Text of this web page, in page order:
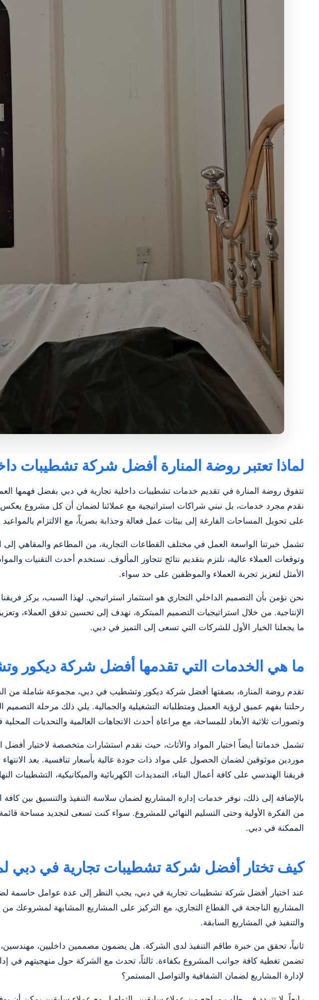
لماذا تعتبر روضة المنارة أفضل شركة تشطيبات
تتفوق روضة المنارة في تقديم خدمات تشطيبات داخلية تجارية في دبي بفضل فهمها
نقدم مجرد خدمات، بل نبني شراكات استراتيجية مع عملائنا لضمان أن كل مشروع يعكس
على تحويل المساحات الفارغة إلى بيئات عمل فعالة وجذابة بصرياً، مع الالتزام بالمواعيد
تشمل خبرتنا الواسعة العمل في مختلف القطاعات التجارية، من المطاعم والمقاهي
وتوقعات العملاء عالية، نلتزم بتقديم نتائج تتجاوز المألوف. نستخدم أحدث التقنيات
الأمثل لتعزيز تجربة العملاء والموظفين على حد سواء.
نحن نؤمن بأن التصميم الداخلي التجاري هو استثمار استراتيجي. لهذا السبب، يركز
الإنتاجية. من خلال استراتيجيات التصميم المبتكرة، نهدف إلى تحسين تدفق العملاء،
ما يجعلنا الخيار الأول للشركات التي تسعى إلى التميز في دبي.
ما هي الخدمات التي تقدمها أفضل شركة ديكور
تقدم روضة المنارة، بصفتها أفضل شركة ديكور وتشطيب في دبي، مجموعة شاملة من
رحلتنا بفهم عميق لرؤية العميل ومتطلباته التشغيلية والجمالية. يلي ذلك مرحلة
وتصورات ثلاثية الأبعاد للمساحة، مع مراعاة أحدث الاتجاهات العالمية والتحديات
تشمل خدماتنا أيضاً اختيار المواد والأثاث، حيث نقدم استشارات متخصصة لاختيار أفضل
موردين موثوقين لضمان الحصول على مواد ذات جودة عالية بأسعار تنافسية. بعد
فريقنا الهندسي على كافة أعمال البناء، التمديدات الكهربائية والميكانيكية، التشطيبات
بالإضافة إلى ذلك، نوفر خدمات إدارة المشاريع لضمان سلاسة التنفيذ والتنسيق بين كافة
من الفكرة الأولية وحتى التسليم النهائي للمشروع. سواء كنت تسعى لتجديد مساحة
الممكنة في دبي.
كيف تختار أفضل شركة تشطيبات تجارية في دبي
عند اختيار أفضل شركة تشطيبات تجارية في دبي، يجب النظر إلى عدة عوامل
المشاريع الناجحة في القطاع التجاري، مع التركيز على المشاريع المشابهة
والتنفيذ في المشاريع السابقة.
ثانياً، تحقق من خبرة طاقم التنفيذ لدى الشركة. هل يضمون مصممين داخليين،
تضمن تغطية كافة جوانب المشروع بكفاءة. ثالثاً، تحدث مع الشركة حول منهجيتهم في
لإدارة المشاريع لضمان الشفافية والتواصل المستمر؟